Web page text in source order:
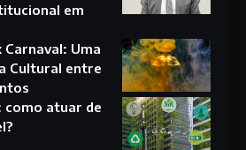
em
Uma
Cultural entre
como atuar de